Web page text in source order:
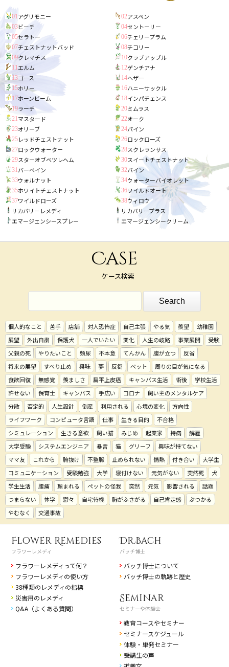
01 アグリモニー 02アスペン
03ビーチ 04セントーリー
05セラトー 06チェリープラム
07チェストナットバッド 08チコリー
09クレマチス 10クラブアップル
11エルム 12ゲンチアナ
13ゴース 14ヘザー
15ホリー 16ハニーサックル
17ホーンビーム 18インパチェンス
19ラーチ 20ミムラス
21 マスタード 22オーク
23オリーブ 24パイン
25 レッドチェストナット 26ロックローズ
27ロックウォーター 28スクレランサス
29スターオブベツレヘム 30スイートチェストナット
31 バーベイン 32バイン
33ウォルナット 34ウォーターバイオレット
35ホワイトチェストナット 36ワイルドオート
37ワイルドローズ 38ウィロウ
リカバリーレメディ
リカバリープラス
エマージェンシースプレー
エマージェンシークリーム
Case
ケース検索
個人的なこと 苦手 店舗 対人恐怖症 自己主張 やる気 羨望
幼稚園
展望
外出自粛 保護犬 一人でいたい 変化 人生の岐路 事業展開
受験
父親の死
やりたいこと 頻尿 不本意 てんかん 腹が立つ
反省
将来の展望
すべり止め 興味 夢 反芻 ペット
周りの目が気になる
食欲回復
無感覚 羨ましさ 扁平上皮癌 キャンパス生活 術後
学校生活
許せない
保育士 キャンパス 手広い コロナ
飼い主のメンタルケア
分散
否定的 人生設計 倒産 利用される 心境の変化
方向性
ライフワーク
コンピュータ言語 仕事 生きる目的
不合格
シミュレーション
生きる意欲 飼い猫 みじめ 起業家 持病
解雇
大学受験
システムエンジニア 暴言 猫 グリーフ
興味が持てない
ママ友
これから 腑抜け 不整脈 止められない 情熱 付き合い
大学生
コミュニケーション
受験勉強 大学 寝付けない 元気がない 突然死
犬
学生生活
腰痛 頼まれる ペットの怪我 突然 元気 影響される
話題
つまらない
休学 鬱々 自宅待機 胸がふさがる 自己肯定感
ぶつかる
やむなく
交通事故
Flower Remedies
フラワーレメディ
フラワーレメディって何？
フラワーレメディの使い方
38種類のレメディの指標
災害用のレメディ
Q&A（よくある質問）
Dr.Bach
バッチ博士
バッチ博士について
バッチ博士の軌跡と歴史
Seminar
セミナーや体験会
教育コースやセミナー
セミナースケジュール
体験・単発セミナー
受講生の声